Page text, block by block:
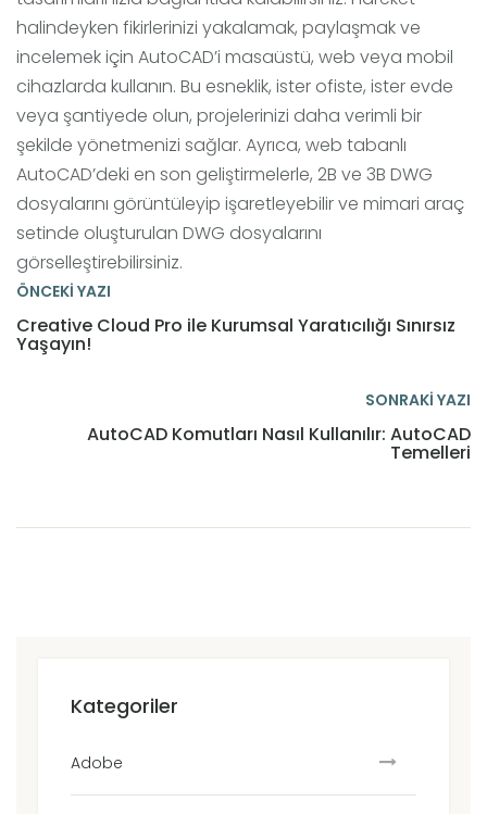
halindeyken fikirlerinizi yakalamak, paylaşmak ve
incelemek için AutoCAD’i masaüstü, web veya mobil
cihazlarda kullanın. Bu esneklik, ister ofiste, ister evde
veya şantiyede olun, projelerinizi daha verimli bir
şekilde yönetmenizi sağlar. Ayrıca, web tabanlı
AutoCAD’deki en son geliştirmelerle, 2B ve 3B DWG
dosyalarını görüntüleyip işaretleyebilir ve mimari araç
setinde oluşturulan DWG dosyalarını
görselleştirebilirsiniz.
ÖNCEKİ YAZI
Creative Cloud Pro ile Kurumsal Yaratıcılığı Sınırsız
Yaşayın!
SONRAKİ YAZI
AutoCAD Komutları Nasıl Kullanılır: AutoCAD
Temelleri
Kategoriler
Adobe